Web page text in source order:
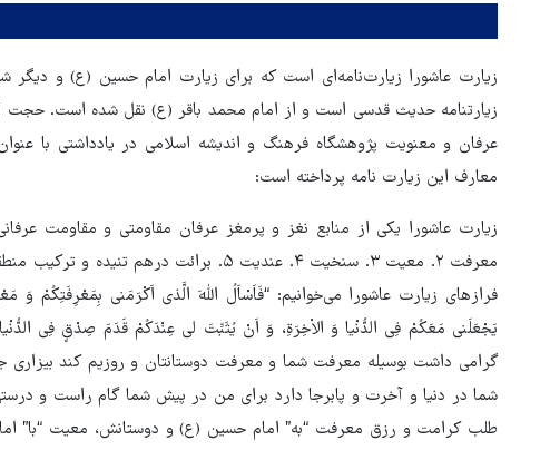
زیارت عاشورا زیارت‌نامه‌ای است که برای زیارت امام حسین (ع) و دیگر
زیارتنامه حدیث قدسی است و از امام محمد باقر (ع) نقل شده است. حجت
عرفان و معنویت پژوهشگاه فرهنگ و اندیشه اسلامی در یادداشتی با
معارف این زیارت نامه پرداخته است:
معرفت ۲. معیت ۳. سنخیت ۴. عندیت ۵. برائت
فرازهای زیارت عاشورا می‌خوانیم: “فَاَسْاَلُ اللّهَ الَّذی اَکْرَمَنی بِمَعْرِفَتِکُمْ وَ
یَجْعَلَنی مَعَکُمْ فِی الدُّنْیا وَ الاْخِرَةِ، وَ اَنْ یُثَبِّتَ لی عِنْدَکُمْ قَدَمَ صِدْقٍ فِی
گرامی داشت بوسیله معرفت شما و معرفت دوستانتان و روزیم کند بیزاری
شما در دنیا و آخرت و پابرجا دارد برای من در پیش شما گام‏ راست و
طلب کرامت و رزق معرفت “به” امام حسین (ع) و دوستانش، معیت “با”